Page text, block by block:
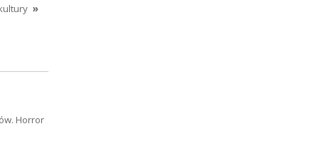
»
Horror